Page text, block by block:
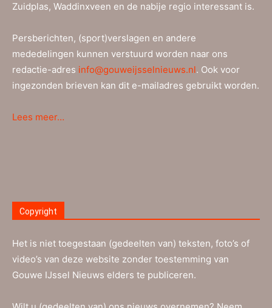
Zuidplas, Waddinxveen en de nabije regio interessant is.
Persberichten, (sport)verslagen en andere
mededelingen kunnen verstuurd worden naar ons
redactie-adres info@gouweijsselnieuws.nl. Ook voor
ingezonden brieven kan dit e-mailadres gebruikt worden.
Lees meer…
Copyright
Het is niet toegestaan (gedeelten van) teksten, foto’s of
video’s van deze website zonder toestemming van
Gouwe IJssel Nieuws elders te publiceren.